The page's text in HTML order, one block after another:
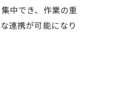
中でき、作業の重
連携が可能になり